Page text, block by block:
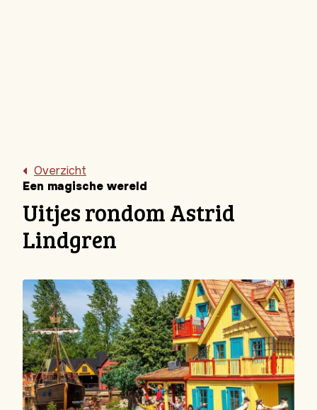
Overzicht
Een magische wereld
Uitjes rondom Astrid
Lindgren